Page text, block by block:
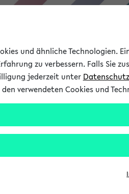
Studium
und ähnliche Technologien.
zu verbessern. Falls Sie
jederzeit unter
verwendeten Cookies und